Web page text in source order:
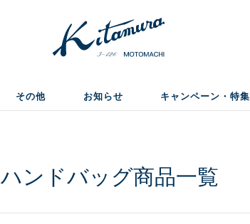
その他 お知らせ キャンペーン・特集
ハンドバッグ商品一覧